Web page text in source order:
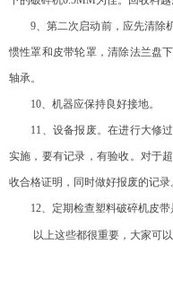
9 、第二次启动前，应先清
惯性罩和皮带轮罩，清除法兰盘
轴承。
10 、机器应保持良好接地。
11 、设备报废。在进行大修
实施，要有记录，有验收。对于
收合格证明，同时做好报废的记录
12 、定期检查塑料破碎机皮
以上这些都很重要，大家可以